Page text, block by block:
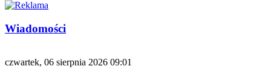
Wiadomości
czwartek, 06 sierpnia 2026 09:01